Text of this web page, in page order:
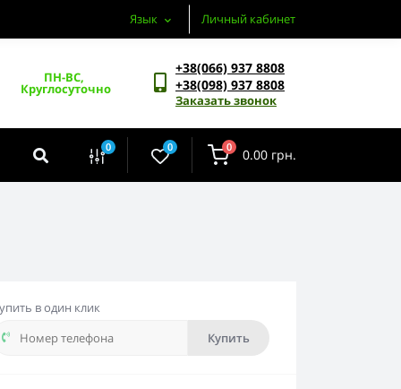
Язык Личный кабинет
ПН-ВС,
Круглосуточно
+38(066) 937 8808
+38(098) 937 8808
Заказать звонок
0 0 0 0.00 грн.
в один клик
Купить